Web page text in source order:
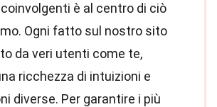
è al centro di ciò
Ogni fatto sul nostro sito
da veri utenti come te,
ricchezza di intuizioni e
diverse. Per garantire i più